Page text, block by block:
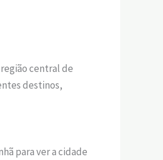
central de
destinos,
para ver a cidade